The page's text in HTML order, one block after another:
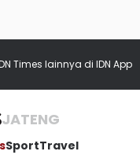
Times lainnya di IDN App
JATENG
SportTravel